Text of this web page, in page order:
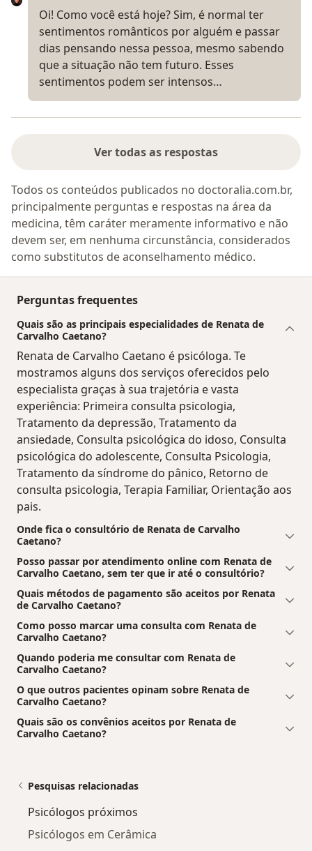
Oi! Como você está hoje? Sim, é normal ter
sentimentos românticos por alguém e passar
dias pensando nessa pessoa, mesmo sabendo
que a situação não tem futuro. Esses
sentimentos podem ser intensos…
Ver todas as respostas
Todos os conteúdos publicados no doctoralia.com.br,
principalmente perguntas e respostas na área da
medicina, têm caráter meramente informativo e não
devem ser, em nenhuma circunstância, considerados
como substitutos de aconselhamento médico.
Perguntas frequentes
Quais são as principais especialidades de Renata de
Carvalho Caetano?
Renata de Carvalho Caetano é psicóloga. Te
mostramos alguns dos serviços oferecidos pelo
especialista graças à sua trajetória e vasta
experiência: Primeira consulta psicologia,
Tratamento da depressão, Tratamento da
ansiedade, Consulta psicológica do idoso, Consulta
psicológica do adolescente, Consulta Psicologia,
Tratamento da síndrome do pânico, Retorno de
consulta psicologia, Terapia Familiar, Orientação aos
pais.
Onde fica o consultório de Renata de Carvalho
Caetano?
Posso passar por atendimento online com Renata de
Carvalho Caetano, sem ter que ir até o consultório?
Quais métodos de pagamento são aceitos por Renata
de Carvalho Caetano?
Como posso marcar uma consulta com Renata de
Carvalho Caetano?
Quando poderia me consultar com Renata de
Carvalho Caetano?
O que outros pacientes opinam sobre Renata de
Carvalho Caetano?
Quais são os convênios aceitos por Renata de
Carvalho Caetano?
Pesquisas relacionadas
Psicólogos próximos
Psicólogos em Cerâmica